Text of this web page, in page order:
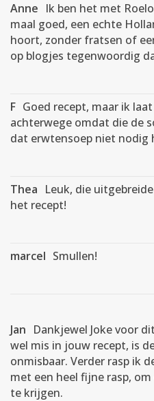
Anne Ik ben het met
maal goed, een echte
hoort, zonder fratsen of
op blogjes tegenwoordig
F Goed recept, maar ik
achterwege omdat die de
dat erwtensoep niet nodig
Thea Leuk, die
het recept!
marcel Smullen!
Jan Dankjewel Joke voor
wel mis in jouw recept, is
onmisbaar. Verder rasp ik
met een heel fijne rasp,
te krijgen.